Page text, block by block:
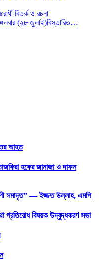
বিতর্ক ও রচনা
(২৮ জুলাই)বিস্তারিত…
আহত
হকের জানাজা ও দাফন
সমাদৃত” — ইজ্জত উল্লাহ, এমপি
প্রতিরোধ বিষয়ক উদ্বুদ্ধকরণ সভা